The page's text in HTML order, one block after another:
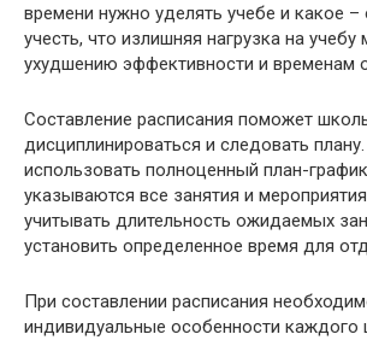
времени нужно уделять учебе и какое
учесть, что излишняя нагрузка на
ухудшению эффективности и временам
Составление расписания поможет
дисциплинироваться и следовать
использовать полноценный план-
указываются все занятия и
учитывать длительность ожидаемых
установить определенное время для
При составлении расписания
индивидуальные особенности каждого